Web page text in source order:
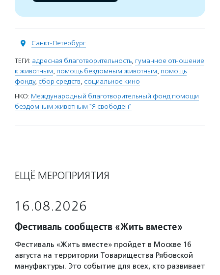
Санкт-Петербург
ТЕГИ: адресная благотворительность, гуманное отношение
к животным, помощь бездомным животным, помощь
фонду, сбор средств, социальное кино
НКО: Международный благотворительный фонд помощи
бездомным животным "Я свободен"
ЕЩЁ МЕРОПРИЯТИЯ
16.08.2026
Фестиваль сообществ «Жить вместе»
Фестиваль «Жить вместе» пройдет в Москве 16
августа на территории Товарищества Рябовской
мануфактуры. Это событие для всех, кто развивает